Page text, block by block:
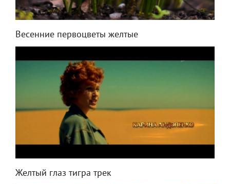
Весенние первоцветы желтые
Желтый глаз тигра трек